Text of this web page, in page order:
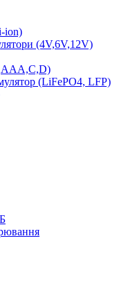
ion)
(4V,6V,12V)
(LiFePO4, LFP)